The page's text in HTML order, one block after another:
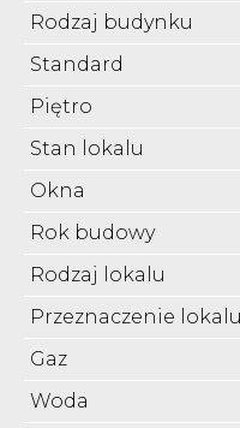
Rodzaj budynku
Standard
Piętro
Stan lokalu
Okna
Rok budowy
Rodzaj lokalu
Przeznaczenie lokalu
Gaz
Woda